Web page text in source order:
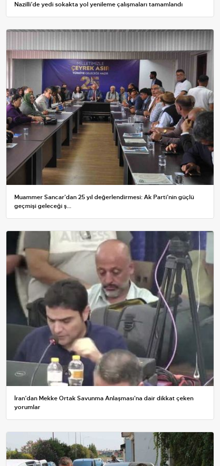
Nazilli'de yedi sokakta yol yenileme çalışmaları tamamlandı
Muammer Sancar'dan 25 yıl değerlendirmesi: Ak Parti'nin güçlü
geçmişi geleceği ş...
İran'dan Mekke Ortak Savunma Anlaşması'na dair dikkat çeken
yorumlar